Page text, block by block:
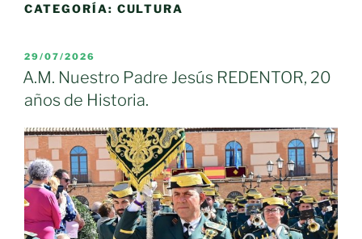
CATEGORÍA: CULTURA
PUBLICADO
EL
29/07/2026
A.M. Nuestro Padre Jesús REDENTOR, 20
años de Historia.